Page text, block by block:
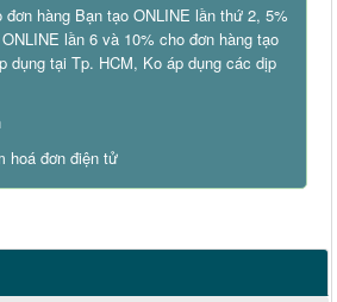
hàng Bạn tạo ONLINE lần thứ 2, 5%
lần 6 và 10% cho đơn hàng tạo
dụng tại Tp. HCM, Ko áp dụng các dịp
hoá đơn điện tử